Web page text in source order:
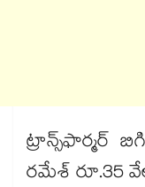
ట్రాన్స్​ఫార్మర్
రమేశ్​ రూ.35